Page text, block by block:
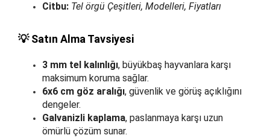
Citbu: Tel örgü Çeşitleri, Modelleri, Fiyatları
💡 Satın Alma Tavsiyesi
3 mm tel kalınlığı, büyükbaş hayvanlara karşı
maksimum koruma sağlar.
6x6 cm göz aralığı, güvenlik ve görüş açıklığını
dengeler.
Galvanizli kaplama, paslanmaya karşı uzun
ömürlü çözüm sunar.